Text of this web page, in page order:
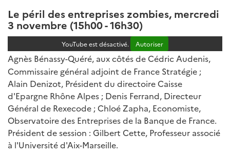
Le péril des entreprises zombies, mercredi
3 novembre (15h00 - 16h30)
YouTube est désactivé. Autoriser
Agnès Bénassy-Quéré, aux côtés de Cédric Audenis,
Commissaire général adjoint de France Stratégie ;
Alain Denizot, Président du directoire Caisse
d'Epargne Rhône Alpes ; Denis Ferrand, Directeur
Général de Rexecode ; Chloé Zapha, Economiste,
Observatoire des Entreprises de la Banque de France.
Président de session : Gilbert Cette, Professeur associé
à l'Université d'Aix-Marseille.